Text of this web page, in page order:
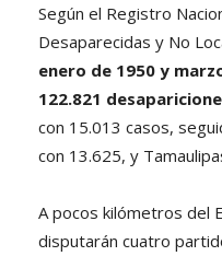
Según el Registro
Desaparecidas y No
enero de 1950 y
122.821
con 15.013 casos,
con 13.625, y
A pocos kilómetros del
disputarán cuatro